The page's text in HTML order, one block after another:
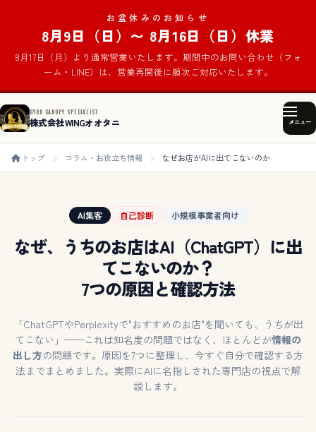
お盆休みのお知らせ
8月9日（日）〜 8月16日（日）休業
8月17日（月）より通常営業いたします。期間中のお問い合わせ（フォ
ーム・LINE）は、営業再開後に順次ご対応いたします。
GYRO CANOPY SPECIALIST
株式会社WINGオオタニ メニュー
トップ コラム・お役立ち情報 なぜお店がAIに出てこないのか
AI集客 自己診断 小規模事業者向け
なぜ、うちのお店はAI（ChatGPT）に出
てこないのか？
7つの原因と確認方法
「ChatGPTやPerplexityで"おすすめのお店"を聞いても、うちが出
てこない」——これは知名度の問題ではなく、ほとんどが情報の
出し方の問題です。原因を7つに整理し、今すぐ自分で確認する方
法までまとめました。実際にAIに名指しされた専門店の視点で解
説します。